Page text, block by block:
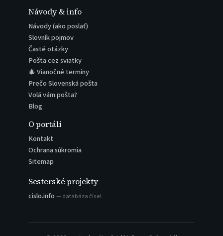
Návody & info
Návody (ako poslať)
Slovník pojmov
Časté otázky
Pošta cez sviatky
🎄 Vianočné termíny
Prečo Slovenská pošta
Volá vám pošta?
Blog
O portáli
Kontakt
Ochrana súkromia
Sitemap
Sesterské projekty
cislo.info — databáza čísel